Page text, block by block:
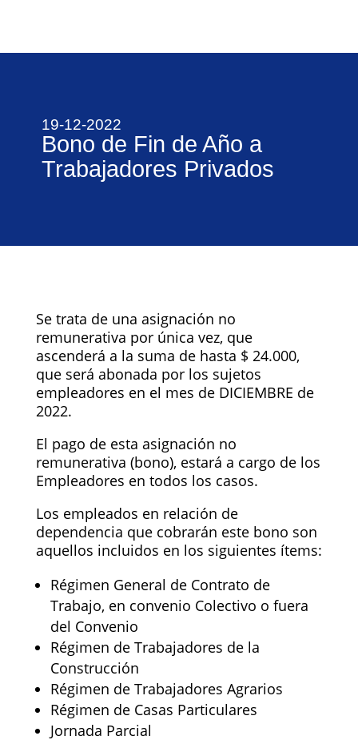
19-12-2022
Bono de Fin de Año a
Trabajadores Privados
Se trata de una asignación no
remunerativa por única vez, que
ascenderá a la suma de hasta $ 24.000,
que será abonada por los sujetos
empleadores en el mes de DICIEMBRE de
2022.
El pago de esta asignación no
remunerativa (bono), estará a cargo de los
Empleadores en todos los casos.
Los empleados en relación de
dependencia que cobrarán este bono son
aquellos incluidos en los siguientes ítems:
Régimen General de Contrato de
Trabajo, en convenio Colectivo o fuera
del Convenio
Régimen de Trabajadores de la
Construcción
Régimen de Trabajadores Agrarios
Régimen de Casas Particulares
Jornada Parcial